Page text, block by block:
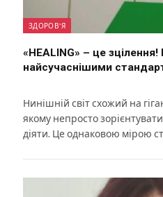
ЗДОРОВ'Я
«HEALING» – це
найсучаснішими
Нинішній світ схожий на
якому непросто
діяти. Це однаковою мірою